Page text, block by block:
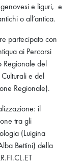
e liguri, e
o all’antica.
partecipato con
ai Percorsi
Regionale del
e del
Regionale).
il
tra gli
(Luigina
Bettini) della